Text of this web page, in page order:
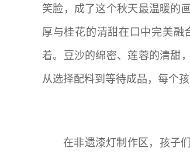
笑脸，成了这个秋天最温暖的
厚与桂花的清甜在口中完美融
着。豆沙的绵密、莲蓉的清甜
从选择配料到等待成品，每个
在非遗漆灯制作区，孩子